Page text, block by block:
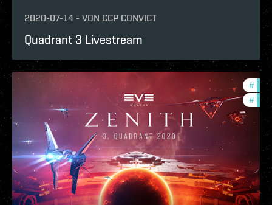
2020-07-14 - VON CCP CONVICT
Quadrant 3 Livestream
#
#